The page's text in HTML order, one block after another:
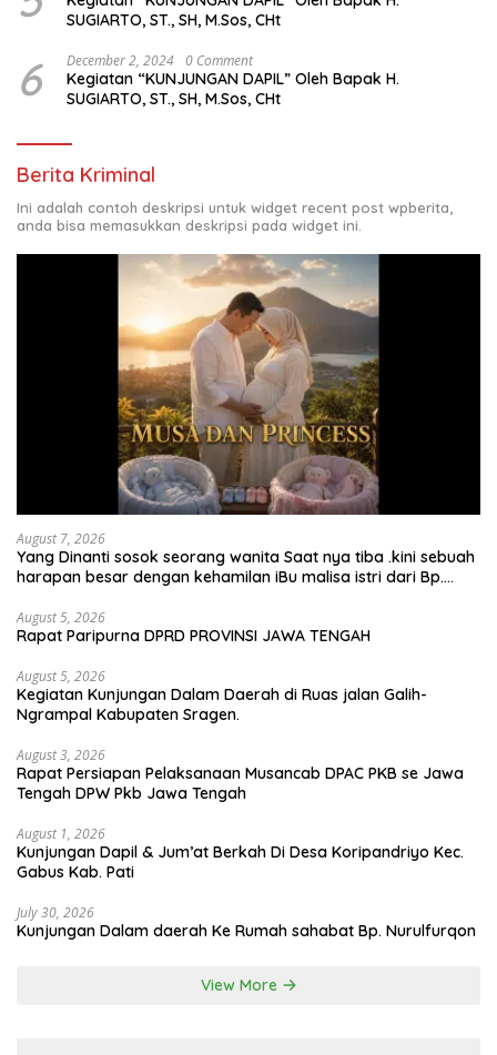
SUGIARTO, ST., SH, M.Sos, CHt
6 December 2, 2024 0 Comment
Kegiatan “KUNJUNGAN DAPIL” Oleh Bapak H.
SUGIARTO, ST., SH, M.Sos, CHt
Berita Kriminal
Ini adalah contoh deskripsi untuk widget recent post wpberita,
anda bisa memasukkan deskripsi pada widget ini.
August 7, 2026
Yang Dinanti sosok seorang wanita Saat nya tiba .kini sebuah
harapan besar dengan kehamilan iBu malisa istri dari Bp.
Musa & Princes.
August 5, 2026
Rapat Paripurna DPRD PROVINSI JAWA TENGAH
August 5, 2026
Kegiatan Kunjungan Dalam Daerah di Ruas jalan Galih-
Ngrampal Kabupaten Sragen.
August 3, 2026
Rapat Persiapan Pelaksanaan Musancab DPAC PKB se Jawa
Tengah DPW Pkb Jawa Tengah
August 1, 2026
Kunjungan Dapil & Jum’at Berkah Di Desa Koripandriyo Kec.
Gabus Kab. Pati
July 30, 2026
Kunjungan Dalam daerah Ke Rumah sahabat Bp. Nurulfurqon
View More